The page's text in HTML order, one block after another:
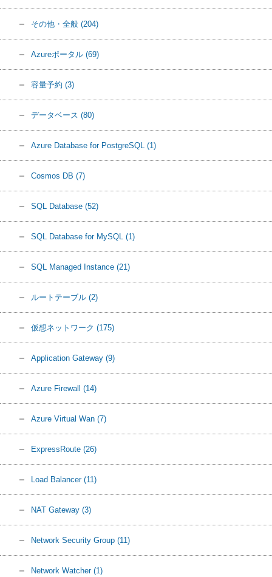
その他・全般 (204)
Azureポータル (69)
容量予約 (3)
データベース (80)
Azure Database for PostgreSQL (1)
Cosmos DB (7)
SQL Database (52)
SQL Database for MySQL (1)
SQL Managed Instance (21)
ルートテーブル (2)
仮想ネットワーク (175)
Application Gateway (9)
Azure Firewall (14)
Azure Virtual Wan (7)
ExpressRoute (26)
Load Balancer (11)
NAT Gateway (3)
Network Security Group (11)
Network Watcher (1)